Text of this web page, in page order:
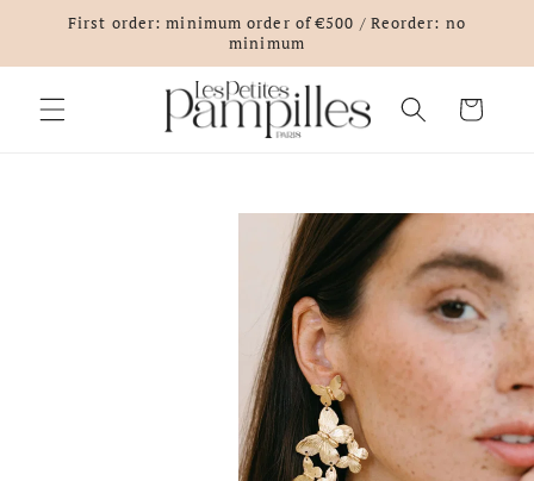
Skip to
First order: minimum order of €500 / Reorder: no
minimum
Cart